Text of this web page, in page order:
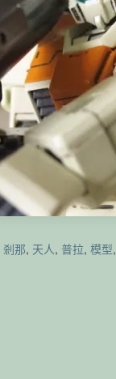
MG Gundam Mk-II ver2.0
剎那, 天人, 普拉, 模型